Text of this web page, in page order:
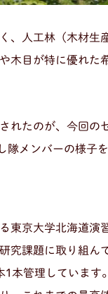
、人工林（木材生
目が特に優れた
れたのが、今回の
メンバーの様子
東京大学北海道演
究課題に取り組ん
本管理しています